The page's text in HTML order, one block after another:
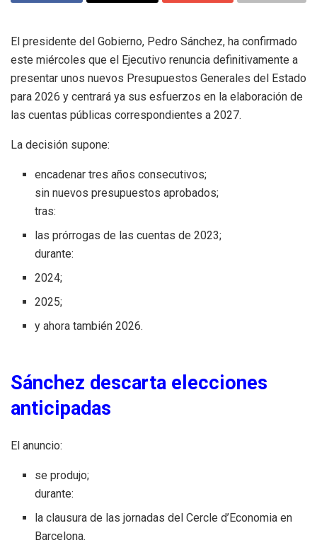
El presidente del Gobierno, Pedro Sánchez, ha confirmado
este miércoles que el Ejecutivo renuncia definitivamente a
presentar unos nuevos Presupuestos Generales del Estado
para 2026 y centrará ya sus esfuerzos en la elaboración de
las cuentas públicas correspondientes a 2027.
La decisión supone:
encadenar tres años consecutivos;
sin nuevos presupuestos aprobados;
tras:
las prórrogas de las cuentas de 2023;
durante:
2024;
2025;
y ahora también 2026.
Sánchez descarta elecciones
anticipadas
El anuncio:
se produjo;
durante:
la clausura de las jornadas del Cercle d’Economia en
Barcelona.